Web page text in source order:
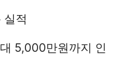
실적
5,000만원까지 인